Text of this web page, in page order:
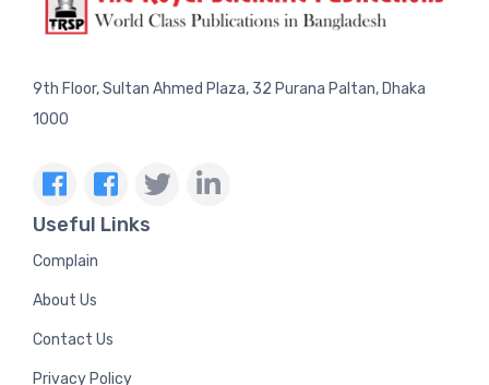
9th Floor, Sultan Ahmed Plaza, 32 Purana Paltan, Dhaka
1000
Useful Links
Complain
About Us
Contact Us
Privacy Policy